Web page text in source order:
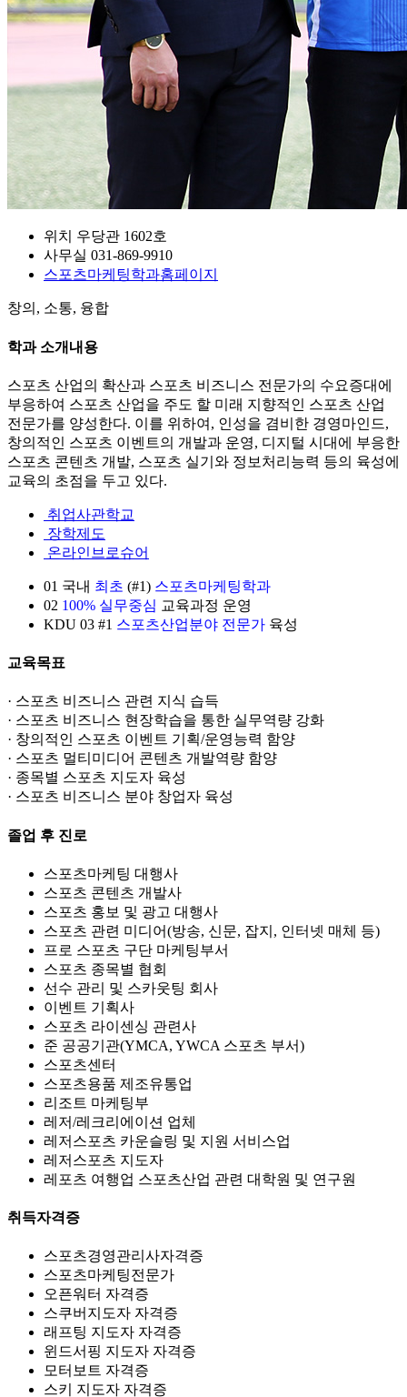
위치
우당관 1602호
사무실 031-869-9910
스포츠마케팅학과홈페이지
창의, 소통, 융합
학과 소개내용
스포츠 산업의 확산과 스포츠 비즈니스 전문가의 수요증대에
부응하여 스포츠 산업을 주도 할 미래 지향적인 스포츠 산업
전문가를 양성한다. 이를 위하여, 인성을 겸비한 경영마인드,
창의적인 스포츠 이벤트의 개발과 운영, 디지털 시대에 부응한
스포츠 콘텐츠 개발, 스포츠 실기와 정보처리능력 등의 육성에
교육의 초점을 두고 있다.
취업사관학교
장학제도
온라인브로슈어
01 국내 최초 (#1) 스포츠마케팅학과
02 100% 실무중심 교육과정 운영
KDU 03 #1 스포츠산업분야 전문가 육성
교육목표
· 스포츠 비즈니스 관련 지식 습득
· 스포츠 비즈니스 현장학습을 통한 실무역량 강화
· 창의적인 스포츠 이벤트 기획/운영능력 함양
· 스포츠 멀티미디어 콘텐츠 개발역량 함양
· 종목별 스포츠 지도자 육성
· 스포츠 비즈니스 분야 창업자 육성
졸업 후 진로
스포츠마케팅 대행사
스포츠 콘텐츠 개발사
스포츠 홍보 및 광고 대행사
스포츠 관련 미디어(방송, 신문, 잡지, 인터넷 매체 등)
프로 스포츠 구단 마케팅부서
스포츠 종목별 협회
선수 관리 및 스카웃팅 회사
이벤트 기획사
스포츠 라이센싱 관련사
준 공공기관(YMCA, YWCA 스포츠 부서)
스포츠센터
스포츠용품 제조유통업
리조트 마케팅부
레저/레크리에이션 업체
레저스포츠 카운슬링 및 지원 서비스업
레저스포츠 지도자
레포츠 여행업 스포츠산업 관련 대학원 및 연구원
취득자격증
스포츠경영관리사자격증
스포츠마케팅전문가
오픈워터 자격증
스쿠버지도자 자격증
래프팅 지도자 자격증
윈드서핑 지도자 자격증
모터보트 자격증
스키 지도자 자격증